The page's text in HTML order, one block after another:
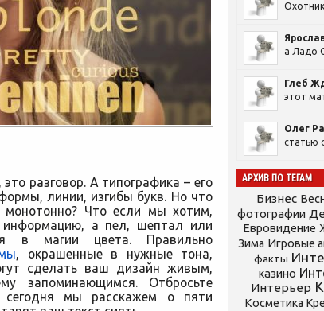
разговор. А типографика – его
линии, изгибы букв. Но что
монотонно? Что если мы хотим,
а пел, шептал или
в магии цвета. Правильно
, окрашенные в нужные тона,
сделать ваш дизайн живым,
запоминающимся. Отбросьте
сегодня мы расскажем о пяти
а Ладо
Глеб
этот
Олег
статью
АРХИВ ПО ТЕГАМ
Бизнес
фотографии
Евровидение
Зима Игровые
факты
казино
Интерьер
Косметика